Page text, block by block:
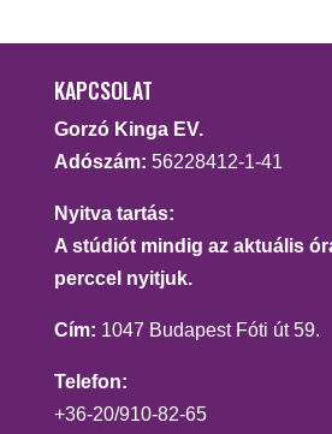
KAPCSOLAT
Gorzó Kinga EV.
Adószám: 56228412-1-41
Nyitva tartás:
A stúdiót mindig az aktuális
perccel nyitjuk.
Cím: 1047 Budapest Fóti út 59.
Telefon:
+36-20/910-82-65